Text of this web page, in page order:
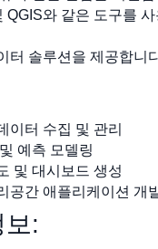
QGIS와 같은 도구를 사
터 솔루션을 제공합니
이터 수집 및 관리
예측 모델링
및 대시보드 생성
공간 애플리케이션 개
: